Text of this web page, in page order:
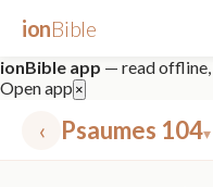
ionBible
ionBible app — read
Open app ×
‹ Psaumes 104▾